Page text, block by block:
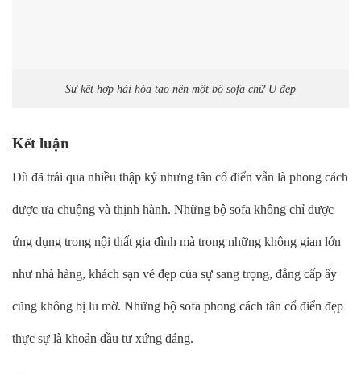
Sự kết hợp hài hòa tạo nên một bộ sofa chữ U đẹp
Kết luận
Dù đã trải qua nhiều thập kỷ nhưng tân cổ điển vẫn là phong cách
được ưa chuộng và thịnh hành. Những bộ sofa không chỉ được
ứng dụng trong nội thất gia đình mà trong những không gian lớn
như nhà hàng, khách sạn vẻ đẹp của sự sang trọng, đẳng cấp ấy
cũng không bị lu mờ. Những bộ sofa phong cách tân cổ điển đẹp
thực sự là khoản đầu tư xứng đáng.